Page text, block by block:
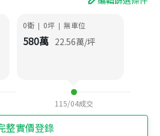
0衛 | 0坪 | 無車位
580萬 22.56萬/坪
115/04成交
整實價登錄